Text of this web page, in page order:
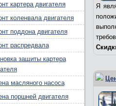
Я
картера двигателя
коленвала двигателя
поддона двигателя
распредвала
защиты картера
масляного насоса
поршней двигателя